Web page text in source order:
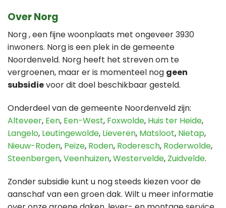
Over Norg
Norg , een fijne woonplaats met ongeveer 3930
inwoners. Norg is een plek in de gemeente
Noordenveld. Norg heeft het streven om te
vergroenen, maar er is momenteel nog geen
subsidievoor dit doel beschikbaar gesteld.
Onderdeel van de gemeente Noordenveld zijn:
Alteveer, Een, Een-West, Foxwolde, Huis ter Heide,
Langelo, Leutingewolde, Lieveren, Matsloot, Nietap,
Nieuw-Roden, Peize, Roden, Roderesch, Roderwolde,
Steenbergen,Veenhuizen,Westervelde, Zuidvelde.
Zonder subsidie kunt u nog steeds kiezen voor de
aanschaf van een groen dak. Wilt u meer informatie